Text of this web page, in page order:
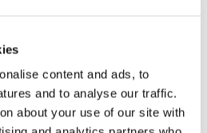
content and ads, to
and to analyse our traffic.
about your use of our site with